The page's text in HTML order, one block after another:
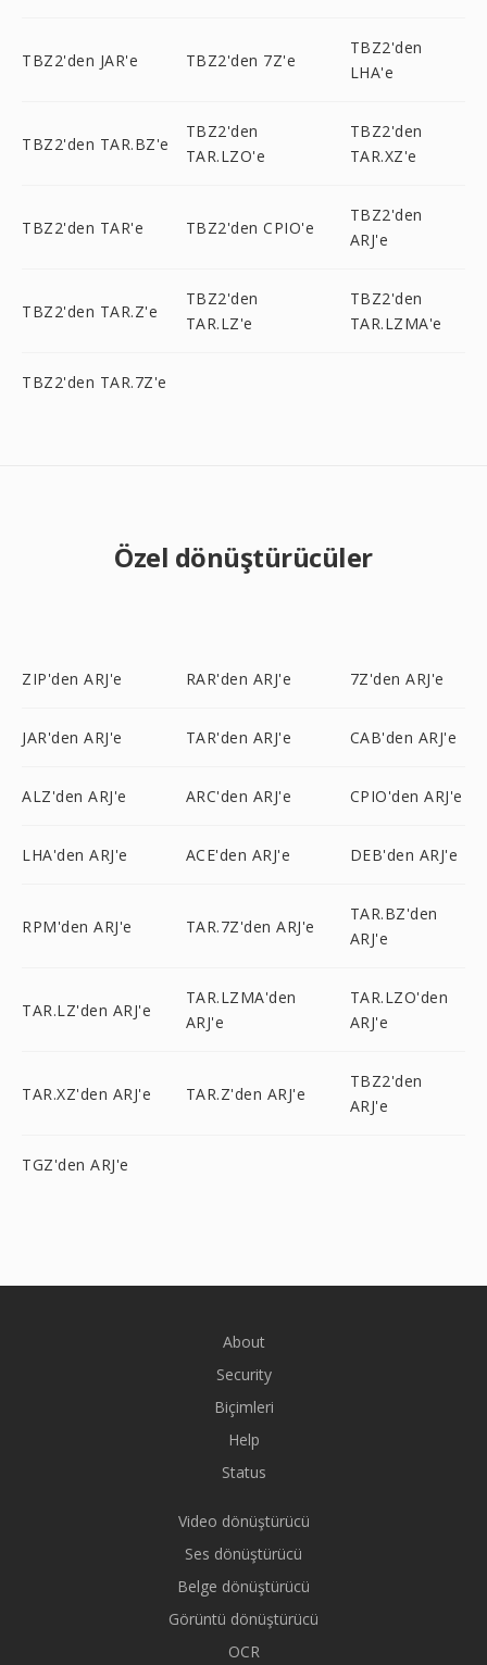
TBZ2'den JAR'e TBZ2'den 7Z'e
TBZ2'den
LHA'e
TBZ2'den TAR.BZ'e
TBZ2'den
TAR.LZO'e
TBZ2'den
TAR.XZ'e
TBZ2'den TAR'e TBZ2'den CPIO'e
TBZ2'den
ARJ'e
TBZ2'den TAR.Z'e
TBZ2'den
TAR.LZ'e
TBZ2'den
TAR.LZMA'e
TBZ2'den TAR.7Z'e
Özel dönüştürücüler
ZIP'den ARJ'e RAR'den ARJ'e 7Z'den ARJ'e
JAR'den ARJ'e TAR'den ARJ'e CAB'den ARJ'e
ALZ'den ARJ'e ARC'den ARJ'e CPIO'den ARJ'e
LHA'den ARJ'e ACE'den ARJ'e DEB'den ARJ'e
RPM'den ARJ'e TAR.7Z'den ARJ'e
TAR.BZ'den
ARJ'e
TAR.LZ'den ARJ'e
TAR.LZMA'den
ARJ'e
TAR.LZO'den
ARJ'e
TAR.XZ'den ARJ'e TAR.Z'den ARJ'e
TBZ2'den
ARJ'e
TGZ'den ARJ'e
About
Security
Biçimleri
Help
Status
Video dönüştürücü
Ses dönüştürücü
Belge dönüştürücü
Görüntü dönüştürücü
OCR